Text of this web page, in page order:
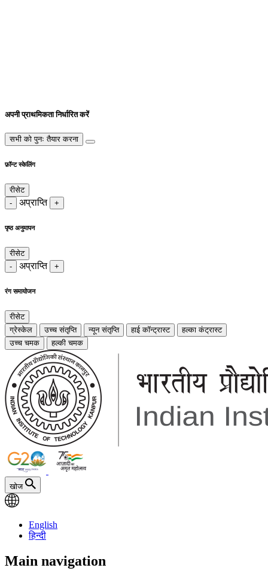
अपनी प्राथमिकता निर्धारित करें
सभी को पुनः तैयार करना
फ़ॉन्ट स्केलिंग
रीसेट
-
अप्राप्ति +
पृष्ठ अनुमापन
रीसेट
-
अप्राप्ति +
रंग समायोजन
रीसेट
ग्रेस्केल
उच्च संतृप्ति न्यून संतृप्ति हाई कॉन्ट्रास्ट
हल्का कंट्रास्ट
उच्च चमक
हल्की चमक
खोज
English
हिन्दी
Main navigation